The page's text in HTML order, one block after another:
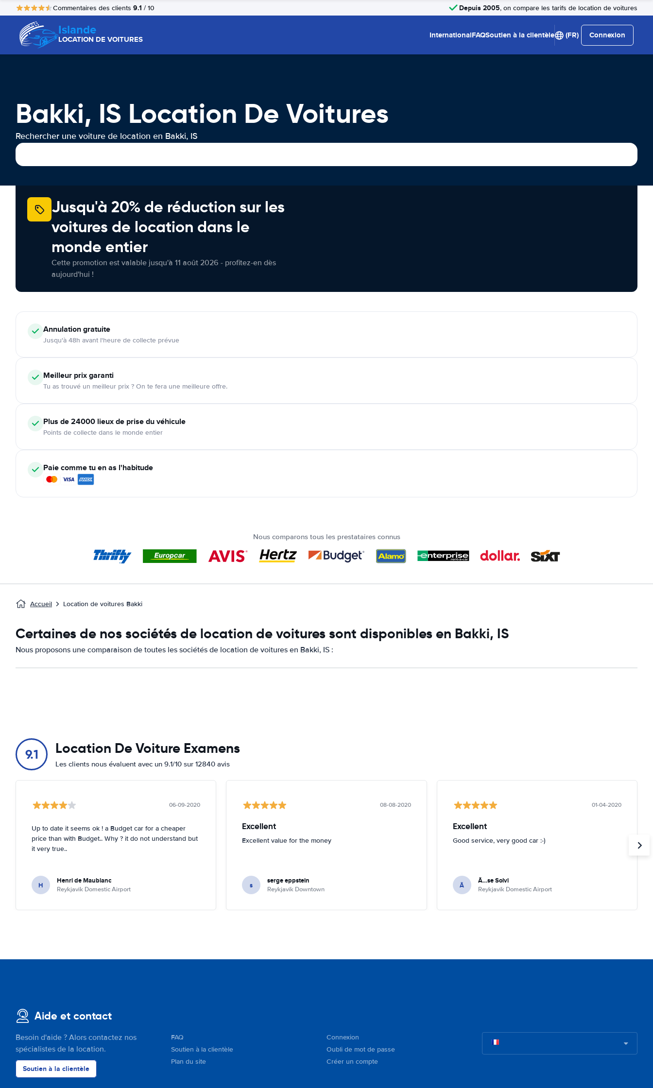
Commentaires des clients 9.1 / 10 Depuis 2005, on compare les tarifs de location de voitures
Islande
LOCATION DE VOITURES InternationalFAQSoutien à la clientèle (FR) Connexion
Bakki, IS Location De Voitures
Rechercher une voiture de location en Bakki, IS
Jusqu'à 20% de réduction sur les
voitures de location dans le
monde entier
Cette promotion est valable jusqu'à 11 août 2026 - profitez-en dès
aujourd'hui !
Annulationgratuite
Jusqu'à 48h avant l'heure de collecte prévue
Meilleur prix garanti
Tu as trouvé un meilleur prix ? On te fera une meilleure offre.
Plus de 24000 lieux de prise du véhicule
Points de collecte dans le monde entier
Paie comme tu en as l'habitude
Nous comparons tous les prestataires connus
Accueil Location de voitures Bakki
Certaines de nos sociétés de location de voitures sont disponibles en Bakki, IS
Nous proposons une comparaison de toutes les sociétés de location de voitures en Bakki, IS :
9.1 Location De Voiture Examens
Les clients nous évaluent avec un 9.1/10 sur 12840 avis
06-09-2020
Up to date it seems ok ! a Budget car for a cheaper
price than with Budget.. Why ? it do not understand but
it very true..
H Henri de Maublanc
Reykjavik Domestic Airport
08-08-2020
Excellent
Excellent value for the money
s serge eppstein
Reykjavik Downtown
01-04-2020
Excellent
Good service, very good car :-)
Ã Ã…se Solvi
Reykjavik Domestic Airport
Aide et contact
Besoin d'aide ? Alors contactez nos
spécialistes de la location.
Soutien à la clientèle
FAQ
Soutien à la clientèle
Plan du site
Connexion
Oubli de mot de passe
Créer un compte